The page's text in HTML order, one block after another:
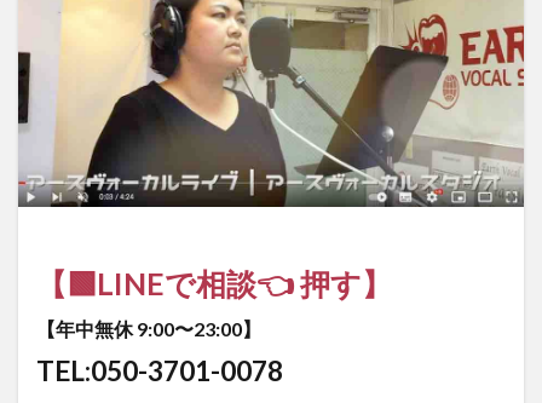
【🟩LINEで相談👈 押す】
【年中無休 9:00〜23:00】
TEL:050-3701-0078